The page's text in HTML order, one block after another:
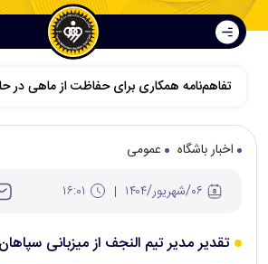
تفاهم‌نامه همکاری برای حفاظت از ماهی در
اخبار باشگاه
عمومی
تقدیر مدیر تیم النجف از میزبانی سپاهان